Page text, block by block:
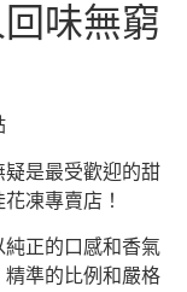
味無窮
是最受歡迎的甜
凍專賣店！
正的口感和香氣
準的比例和嚴格